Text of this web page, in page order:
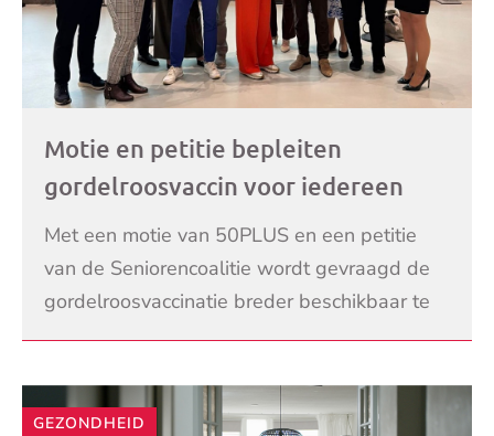
Motie en petitie bepleiten
gordelroosvaccin voor iedereen
met zwakke gezondheid: ‘De meest
kwetsbare mensen vallen nu buiten
de boot’
Met een motie van 50PLUS en een petitie
van de Seniorencoalitie wordt gevraagd de
gordelroosvaccinatie breder beschikbaar te
maken. Vanaf 2027 is de prik gratis voor
LEES VERDER
GEZONDHEID